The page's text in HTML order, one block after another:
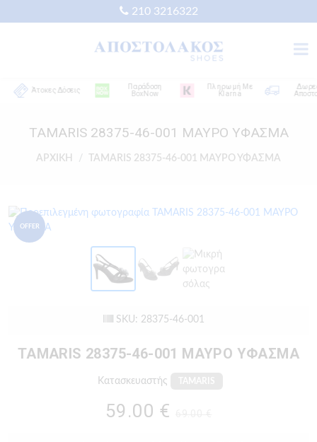
210 3216322
Άτοκες Δόσεις
Παράδοση
BoxNow
Πληρωμή Με
Klarna
Δωρεάν
Αποστολή
TAMARIS 28375-46-001 ΜΑΥΡΟ ΥΦΑΣΜΑ
ΑΡΧΙΚΗ TAMARIS 28375-46-001 ΜΑΥΡΟ ΥΦΑΣΜΑ
OFFER
SKU: 28375-46-001
TAMARIS 28375-46-001 ΜΑΥΡΟ ΥΦΑΣΜΑ
Κατασκευαστής
59.00 €